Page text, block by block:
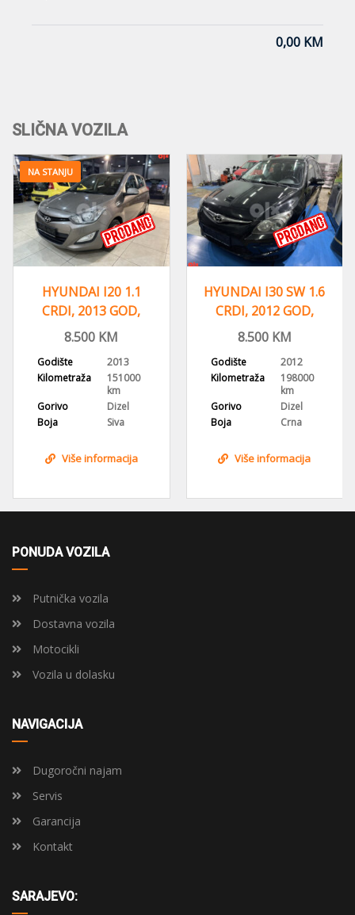
0,00 KM
SLIČNA VOZILA
HYUNDAI I30 SW 1.6
CRDI, 2012 GOD,
VOLAN S
8.500 KM
Godište
2012
Kilometraža
198000
km
Gorivo
Dizel
Boja
Crna
Više informacija
HYUNDAI i30 1.6
DIZEL CRDI,2010
GOD,KLIMA, CD-
7.999 KM
Godište
2010
Kilometraža
163000
km
Gorivo
Dizel
Boja
Siva
Više informacija
PONUDA VOZILA
Putnička vozila
Dostavna vozila
Motocikli
Vozila u dolasku
NAVIGACIJA
Dugoročni najam
Servis
Garancija
Kontakt
SARAJEVO: